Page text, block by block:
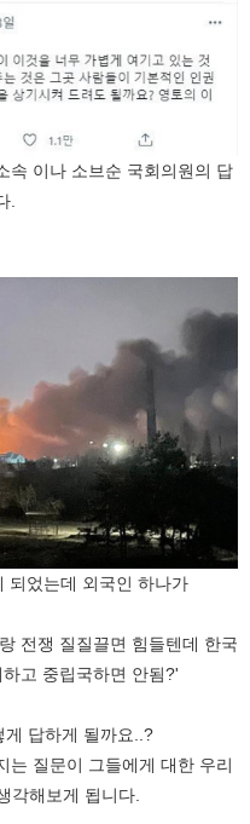
속 이나 소브순 국회의원의 답
.
되었는데 외국인 하나가
전쟁 질질끌면 힘들텐데 한국
고 중립국하면 안됨?'
게 답하게 될까요..?
는 질문이 그들에게 대한 우리
각해보게 됩니다.